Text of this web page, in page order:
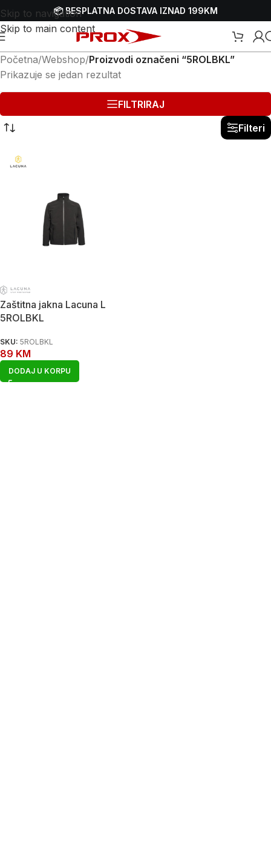
Skip to navigation
Skip to main content
📦 BESPLATNA DOSTAVA IZNAD 199KM
Početna/Webshop/Proizvodi označeni “5ROLBKL”
Prikazuje se jedan rezultat
FILTRIRAJ
Filteri
Zaštitna jakna Lacuna L
5ROLBKL
SKU: 5ROLBKL
89 KM
DODAJ U KORPU